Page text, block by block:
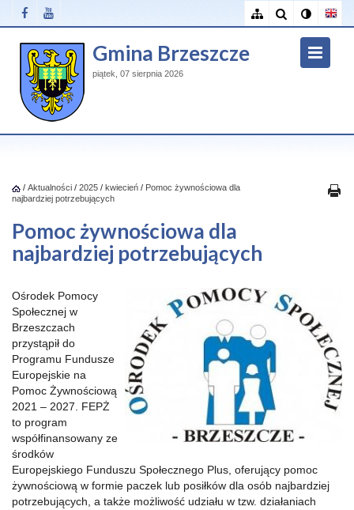
Gmina Brzeszcze
piątek, 07 sierpnia 2026
/ Aktualności / 2025 / kwiecień / Pomoc żywnościowa dla
najbardziej potrzebujących
Pomoc żywnościowa dla
najbardziej potrzebujących
Ośrodek Pomocy
Społecznej w
Brzeszczach
przystąpił do
Programu Fundusze
Europejskie na
Pomoc Żywnościową
2021 – 2027. FEPŻ
to program
współfinansowany ze
środków
Europejskiego Funduszu Społecznego Plus, oferujący pomoc
żywnościową w formie paczek lub posiłków dla osób najbardziej
potrzebujących, a także możliwość udziału w tzw. działaniach